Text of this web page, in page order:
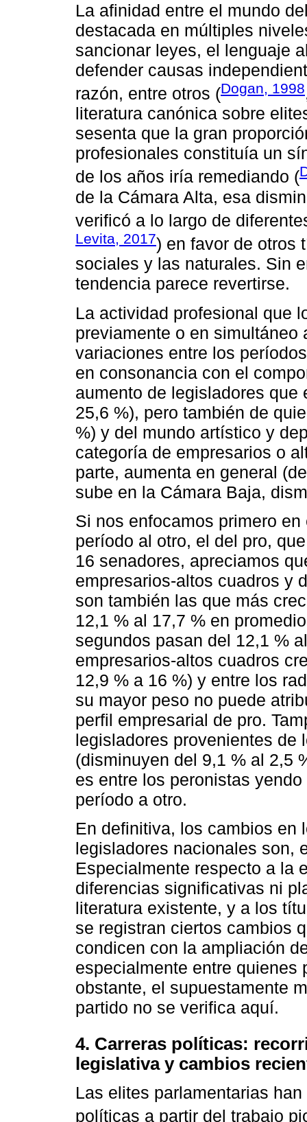
La afinidad entre el mundo
destacada en múltiples
sancionar leyes, el lenguaje
defender causas
razón, entre otros (Dogan, 1998
literatura canónica sobre
sesenta que la gran
profesionales constituía un
de los años iría remediando (
de la Cámara Alta, esa
verificó a lo largo de
Levita, 2017) en favor de otros
sociales y las naturales. Sin
tendencia parece revertirse.
La actividad profesional que
previamente o en
variaciones entre los
en consonancia con el
aumento de legisladores
25,6 %), pero también de
%) y del mundo artístico y
categoría de empresarios o
parte, aumenta en general
sube en la Cámara Baja,
Si nos enfocamos primero
período al otro, el del pro,
16 senadores, apreciamos
empresarios-altos cuadros y
son también las que más
12,1 % al 17,7 % en
segundos pasan del 12,1 %
empresarios-altos cuadros
12,9 % a 16 %) y entre los
su mayor peso no puede
perfil empresarial de pro.
legisladores provenientes de
(disminuyen del 9,1 % al 2,5
es entre los peronistas
período a otro.
En definitiva, los cambios en
legisladores nacionales son,
Especialmente respecto a la
diferencias significativas ni
literatura existente, y a los
se registran ciertos cambios
condicen con la ampliación
especialmente entre quienes
obstante, el supuestamente
partido no se verifica aquí.
4. Carreras políticas:
legislativa y cambios
Las elites parlamentarias
políticas a partir del trabajo